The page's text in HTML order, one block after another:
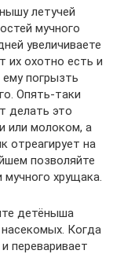
летучей
мучного
увеличиваете
их охотно есть и
погрызть
Опять-таки
делать это
или молоком, а
отреагирует на
позволяйте
хрущака.
детёныша
Когда
переваривает